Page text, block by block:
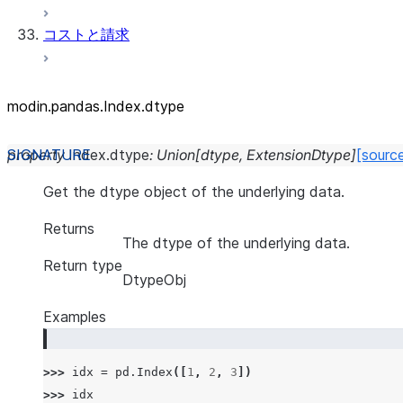
コストと請求
modin.pandas.Index.dtype
property Index.dtype: Union[dtype, ExtensionDtype]
Get the dtype object of the underlying data.
Returns
The dtype of the underlying data.
Return type
DtypeObj
Examples
>>> idx = pd . Index ([ 1 , 2 , 3 ])
>>> idx